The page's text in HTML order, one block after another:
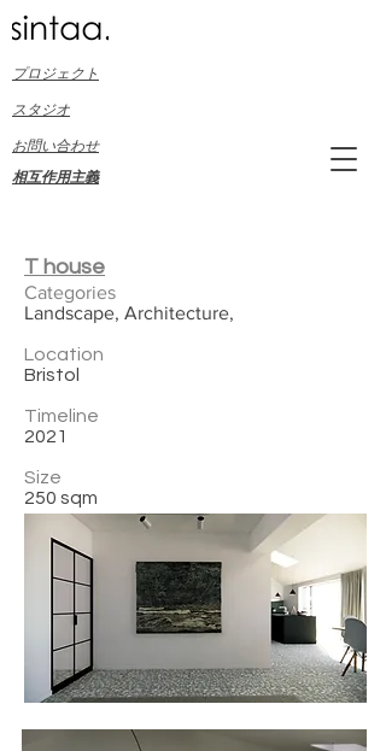
お問い合わせ
プロジェクト
スタジオ
相互作用主義
T house
Categories
Landscape, Architecture,
Location
Bristol
Timeline
2021
Size
250 sqm